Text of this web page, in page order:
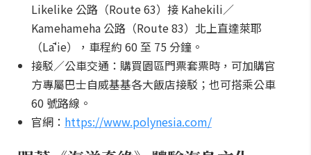
Likelike 公路（Route 63）接 Kahekili／
Kamehameha 公路（Route 83）北上直達萊耶
（Lāʻie），車程約 60 至 75 分鐘。
接駁／公車交通：購買園區門票套票時，可加購官
方專屬巴士自威基基各大飯店接駁；也可搭乘公車
60 號路線。
官網： https://www.polynesia.com/